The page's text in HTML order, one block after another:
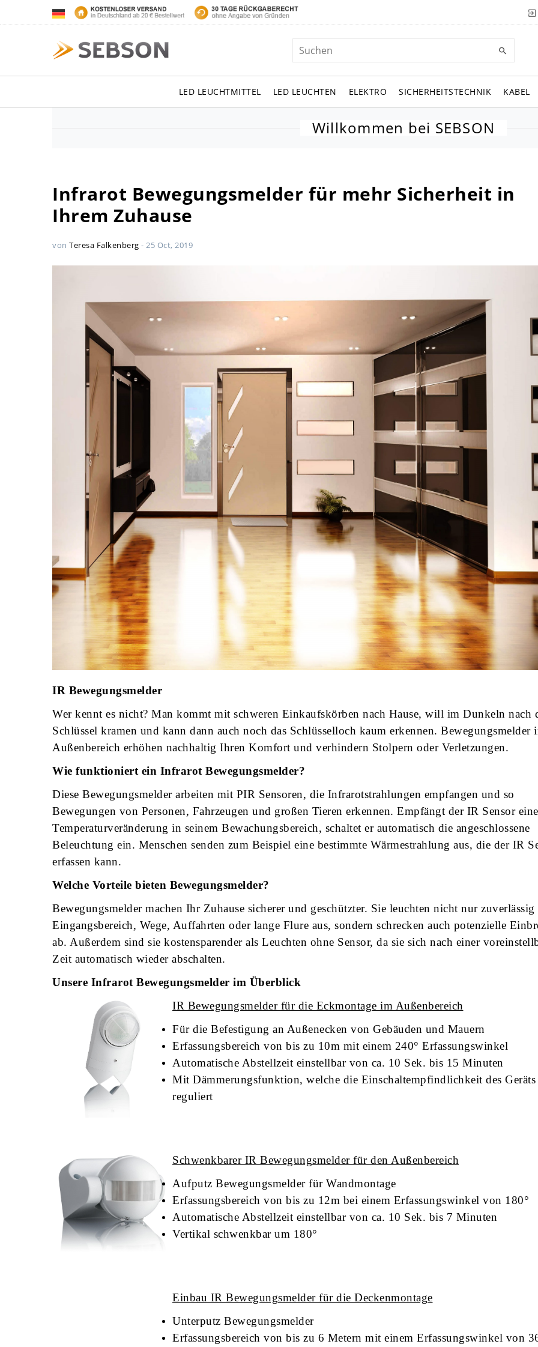
LED LEUCHTMITTEL LED LEUCHTEN ELEKTRO SICHERHEITSTECHNIK KABEL
Willkommen bei SEBSON
Infrarot Bewegungsmelder für mehr Sicherheit in
Ihrem Zuhause
von Teresa Falkenberg - 25 Oct, 2019
IR Bewegungsmelder
Wer kennt es nicht? Man kommt mit schweren Einkaufskörben nach Hause, will im Dunkeln nach
Schlüssel kramen und kann dann auch noch das Schlüsselloch kaum erkennen. Bewegungsmelder
Außenbereich erhöhen nachhaltig Ihren Komfort und verhindern Stolpern oder Verletzungen.
Wie funktioniert ein Infrarot Bewegungsmelder?
Diese Bewegungsmelder arbeiten mit PIR Sensoren, die Infrarotstrahlungen empfangen und so
Bewegungen von Personen, Fahrzeugen und großen Tieren erkennen. Empfängt der IR Sensor eine
Temperaturveränderung in seinem Bewachungsbereich, schaltet er automatisch die angeschlossene
Beleuchtung ein. Menschen senden zum Beispiel eine bestimmte Wärmestrahlung aus, die der IR
erfassen kann.
Welche Vorteile bieten Bewegungsmelder?
Bewegungsmelder machen Ihr Zuhause sicherer und geschützter. Sie leuchten nicht nur zuverlässig
Eingangsbereich, Wege, Auffahrten oder lange Flure aus, sondern schrecken auch potenzielle
ab. Außerdem sind sie kostensparender als Leuchten ohne Sensor, da sie sich nach einer
Zeit automatisch wieder abschalten.
Unsere Infrarot Bewegungsmelder im Überblick
IR Bewegungsmelder für die Eckmontage im Außenbereich
Für die Befestigung an Außenecken von Gebäuden und Mauern
Erfassungsbereich von bis zu 10m mit einem 240° Erfassungswinkel
Automatische Abstellzeit einstellbar von ca. 10 Sek. bis 15 Minuten
Mit Dämmerungsfunktion, welche die Einschaltempfindlichkeit des Geräts
reguliert
Schwenkbarer IR Bewegungsmelder für den Außenbereich
Aufputz Bewegungsmelder für Wandmontage
Erfassungsbereich von bis zu 12m bei einem Erfassungswinkel von 180°
Automatische Abstellzeit einstellbar von ca. 10 Sek. bis 7 Minuten
Vertikal schwenkbar um 180°
Einbau IR Bewegungsmelder für die Deckenmontage
Unterputz Bewegungsmelder
Erfassungsbereich von bis zu 6 Metern mit einem Erfassungswinkel von